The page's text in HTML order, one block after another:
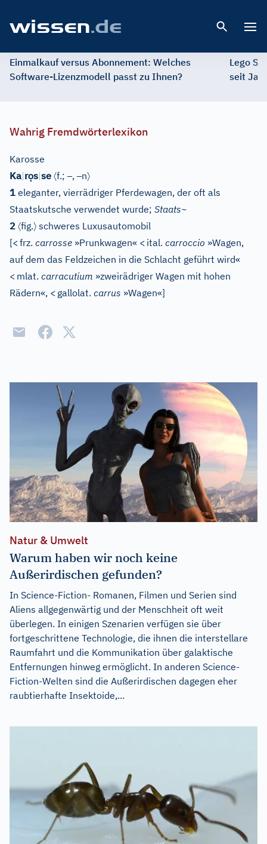
Einmalkauf versus Abonnement: Welches
Software-Lizenzmodell passt zu Ihnen?
Lego
seit
Wahrig Fremdwörterlexikon
Karosse
Ka|rọs|se 〈f.;–,–n〉
1 eleganter, vierrädriger Pferdewagen, der oft als
Staatskutsche verwendet wurde; Staats~
2 〈fig.〉 schweres Luxusautomobil
[<frz. carrosse »Prunkwagen« < ital. carroccio »Wagen,
auf dem das Feldzeichen in die Schlacht geführt wird«
< mlat. carracutium »zweirädriger Wagen mit hohen
Rädern«, < gallolat. carrus »Wagen«]
Natur & Umwelt
Warum haben wir noch keine
Außerirdischen gefunden?
In Science-Fiction- Romanen, Filmen und Serien sind
Aliens allgegenwärtig und der Menschheit oft weit
überlegen. In einigen Szenarien verfügen sie über
fortgeschrittene Technologie, die ihnen die interstellare
Raumfahrt und die Kommunikation über galaktische
Entfernungen hinweg ermöglicht. In anderen Science-
Fiction-Welten sind die Außerirdischen dagegen eher
raubtierhafte Insektoide,...